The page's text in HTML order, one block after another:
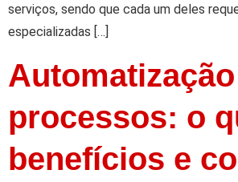
serviços, sendo que cada um deles
especializadas […]
processos: o
benefícios e